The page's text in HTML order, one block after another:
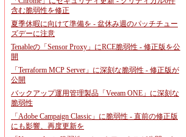
含む脆弱性を修正
夏季休暇に向けて準備を - 盆休み週のパッチチュー
ズデーに注意
Tenableの「Sensor Proxy」にRCE脆弱性 - 修正版を公
開
「Terraform MCP Server」に深刻な脆弱性 - 修正版が
公開
バックアップ運用管理製品「Veeam ONE」に深刻な
脆弱性
「Adobe Campaign Classic」に脆弱性 - 直前の修正版
にも影響、再度更新を